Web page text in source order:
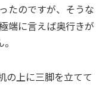
たのですが、そうな
端に言えば奥行きが
の上に三脚を立てて